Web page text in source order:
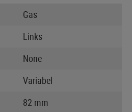
Gas
Links
None
Variabel
82 mm